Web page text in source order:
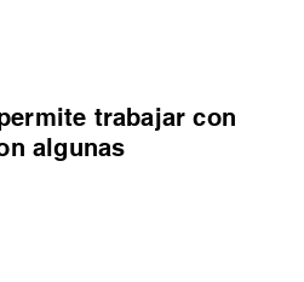
trabajar con
algunas